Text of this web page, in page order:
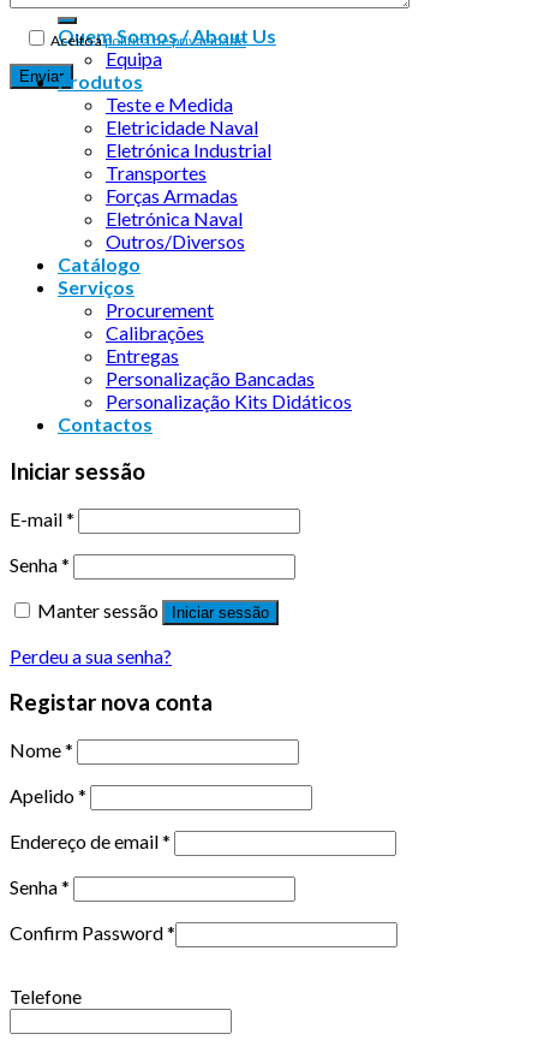
Aceito apolítica de privacidade
Quem Somos / About Us
Equipa
Produtos
Teste e Medida
Eletricidade Naval
Eletrónica Industrial
Transportes
Forças Armadas
Eletrónica Naval
Outros/Diversos
Catálogo
Serviços
Procurement
Calibrações
Entregas
Personalização Bancadas
Personalização Kits Didáticos
Contactos
Iniciar sessão
E-mail*
Senha*
Manter sessão
Iniciar sessão
Perdeu a sua senha?
Registar nova conta
Nome*
Apelido*
Endereço de email*
Senha*
Confirm Password*
Telefone